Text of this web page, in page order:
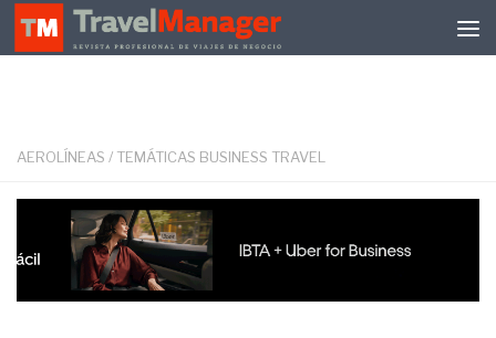
Debajo del contenido
AEROLÍNEAS / TEMÁTICAS BUSINESS TRAVEL